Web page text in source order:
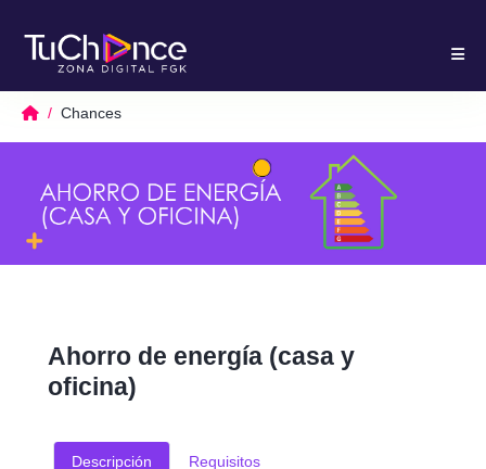
Chances
Ahorro de energía (casa y
oficina)
Descripción Requisitos